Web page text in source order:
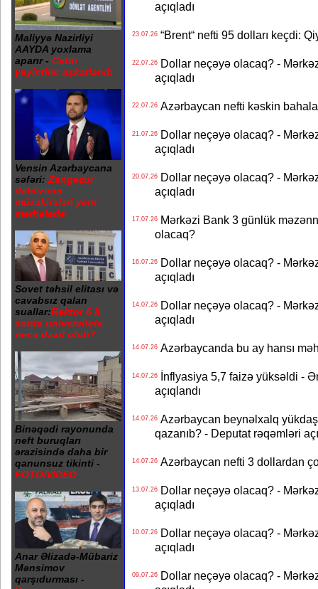
Maliyyə Nazirliyi
AAYDA yoxlama
aparır - Ciddi
yeyintilər aşkarlanıb
Vensin Azərbaycana
səfəri: Zəngəzur
dəhlizinin
müzakirələri yeni
mərhələdə
Sovet təhsil elitası və
cavabsız qalan
suallar:Rektor 6 il
sonra universitetə
necə daxil olub?
Binəqədi rayonunda
neft buruqları
ərazisində daha bir
qanunsuz tikinti -
FOTO/VİDEO
Anar Əlizadə-Mübariz
Mənsimov
qarşıdurması -
açıqladı
23.07.26“Brent“ nefti 95 dolları keçdi:
22.07.26Dollar neçəyə olacaq? -
açıqladı
22.07.26Azərbaycan nefti kəskin
21.07.26Dollar neçəyə olacaq? -
açıqladı
20.07.26Dollar neçəyə olacaq? -
açıqladı
17.07.26Mərkəzi Bank 3 günlük
olacaq?
16.07.26Dollar neçəyə olacaq? -
açıqladı
14.07.26Dollar neçəyə olacaq? -
açıqladı
14.07.26Azərbaycanda bu ay hansı
14.07.26İnflyasiya 5,7 faizə yüksəldi -
açıqlandı
14.07.26Azərbaycan beynəlxalq
qazanıb? - Deputat rəqəmləri
14.07.26Azərbaycan nefti 3 dollardan
13.07.26Dollar neçəyə olacaq? -
açıqladı
10.07.26Dollar neçəyə olacaq? -
açıqladı
09.07.26Dollar neçəyə olacaq? -